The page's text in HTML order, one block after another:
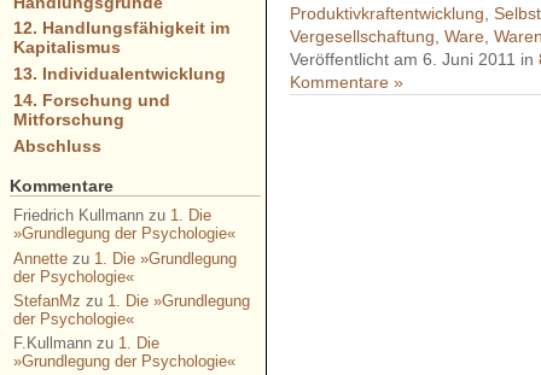
Produktivkraftentwicklung ,
Vergesellschaftung ,Ware ,
Veröffentlicht am 6. Juni 2011 in
Kommentare »
12. Handlungsfähigkeit im
Kapitalismus
13. Individualentwicklung
14. Forschung und
Mitforschung
Abschluss
Kommentare
Friedrich Kullmannzu 1. Die
»Grundlegung der Psychologie«
Annettezu 1. Die »Grundlegung
der Psychologie«
StefanMz zu 1. Die »Grundlegung
der Psychologie«
F.Kullmannzu 1. Die
»Grundlegung der Psychologie«